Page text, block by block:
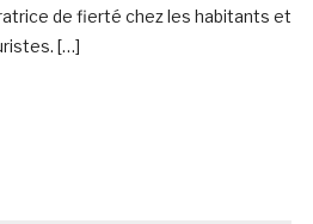
de fierté chez les habitants et
[…]